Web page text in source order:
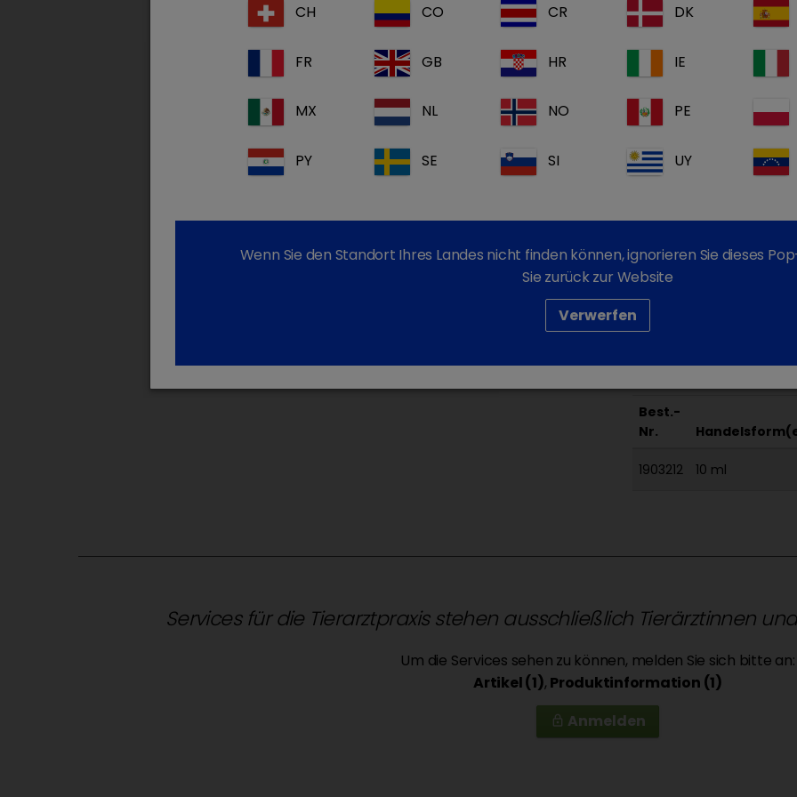
5 mg/ml
Symptomatische
Magen-Darmtätigkeit
Nephritis und
Wirkstoff(e):
1
Best.-
Nr.
1903212 10 ml
Services für die Tierarztpraxis stehen ausschließlich Tierärztinnen
Um die Services sehen zu können, melden Sie sich bitte an:
Artikel (1), Produktinformation (1)
lock_outline Anmelden
CH CO CR DK
FR GB HR IE
MX NL NO PE
PY SE SI UY
Wenn Sie den Standort Ihres Landes nicht finden können, ignorieren Sie dieses
Sie zurück zur Website
Verwerfen